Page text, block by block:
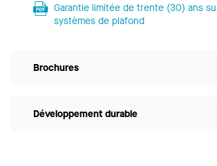
Garantie limitée de trente (30) ans
systèmes de plafond
Brochures
Développement durable